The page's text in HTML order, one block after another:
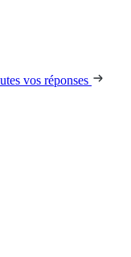
vos réponses